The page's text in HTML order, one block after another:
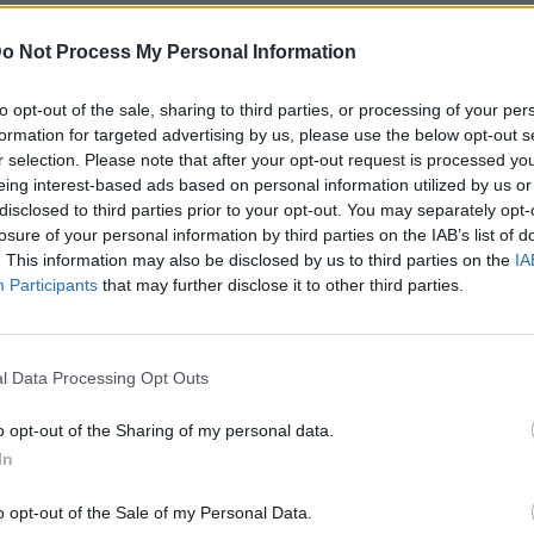
Not Process My Personal Information
opt-out of the sale, sharing to third parties, or processing of your
for targeted advertising by us, please use the below opt-out
selection. Please note that after your opt-out request is processed
interest-based ads based on personal information utilized by us
to third parties prior to your opt-out. You may separately
of your personal information by third parties on the IAB’s list of
This information may also be disclosed by us to third parties on the
Participants that may further disclose it to other third parties.
Data Processing Opt Outs
opt-out of the Sharing of my personal data.
opt-out of the Sale of my Personal Data.
στο Νιου Τζέρσεϊ.
Κύπελλο συλλόγων το περασμένο
του, καθώς φάνηκε ότι ήθελε να κλέψει την
, με τους παίκτες της αγγλικής ομάδας να τον
μεταφέρεται στην νικήτρια ομάδααπό
πρόεδρο,
θα πάρει αυτός το συγκεκριμένο ρόλο.
στο Κατάρ, ο Πρόεδρος της FIFA Τζάνι
Χαμάντ Αλ Θανί έκαναν μαζί την
το παραδοσιακό ένδυμα «μπιστ» (bisht)